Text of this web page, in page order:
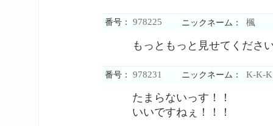
番号： 978225 ニックネーム： 楓
もっともっと見せてくださ
番号： 978231 ニックネーム： K-K-K
たまらないっす！！
いいですねぇ！！！